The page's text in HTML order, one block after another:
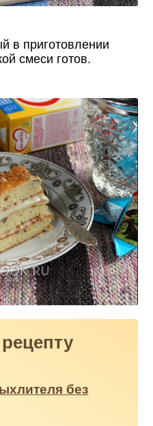
в приготовлении
смеси готов.
без